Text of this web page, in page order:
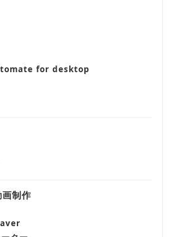
for desktop
制作